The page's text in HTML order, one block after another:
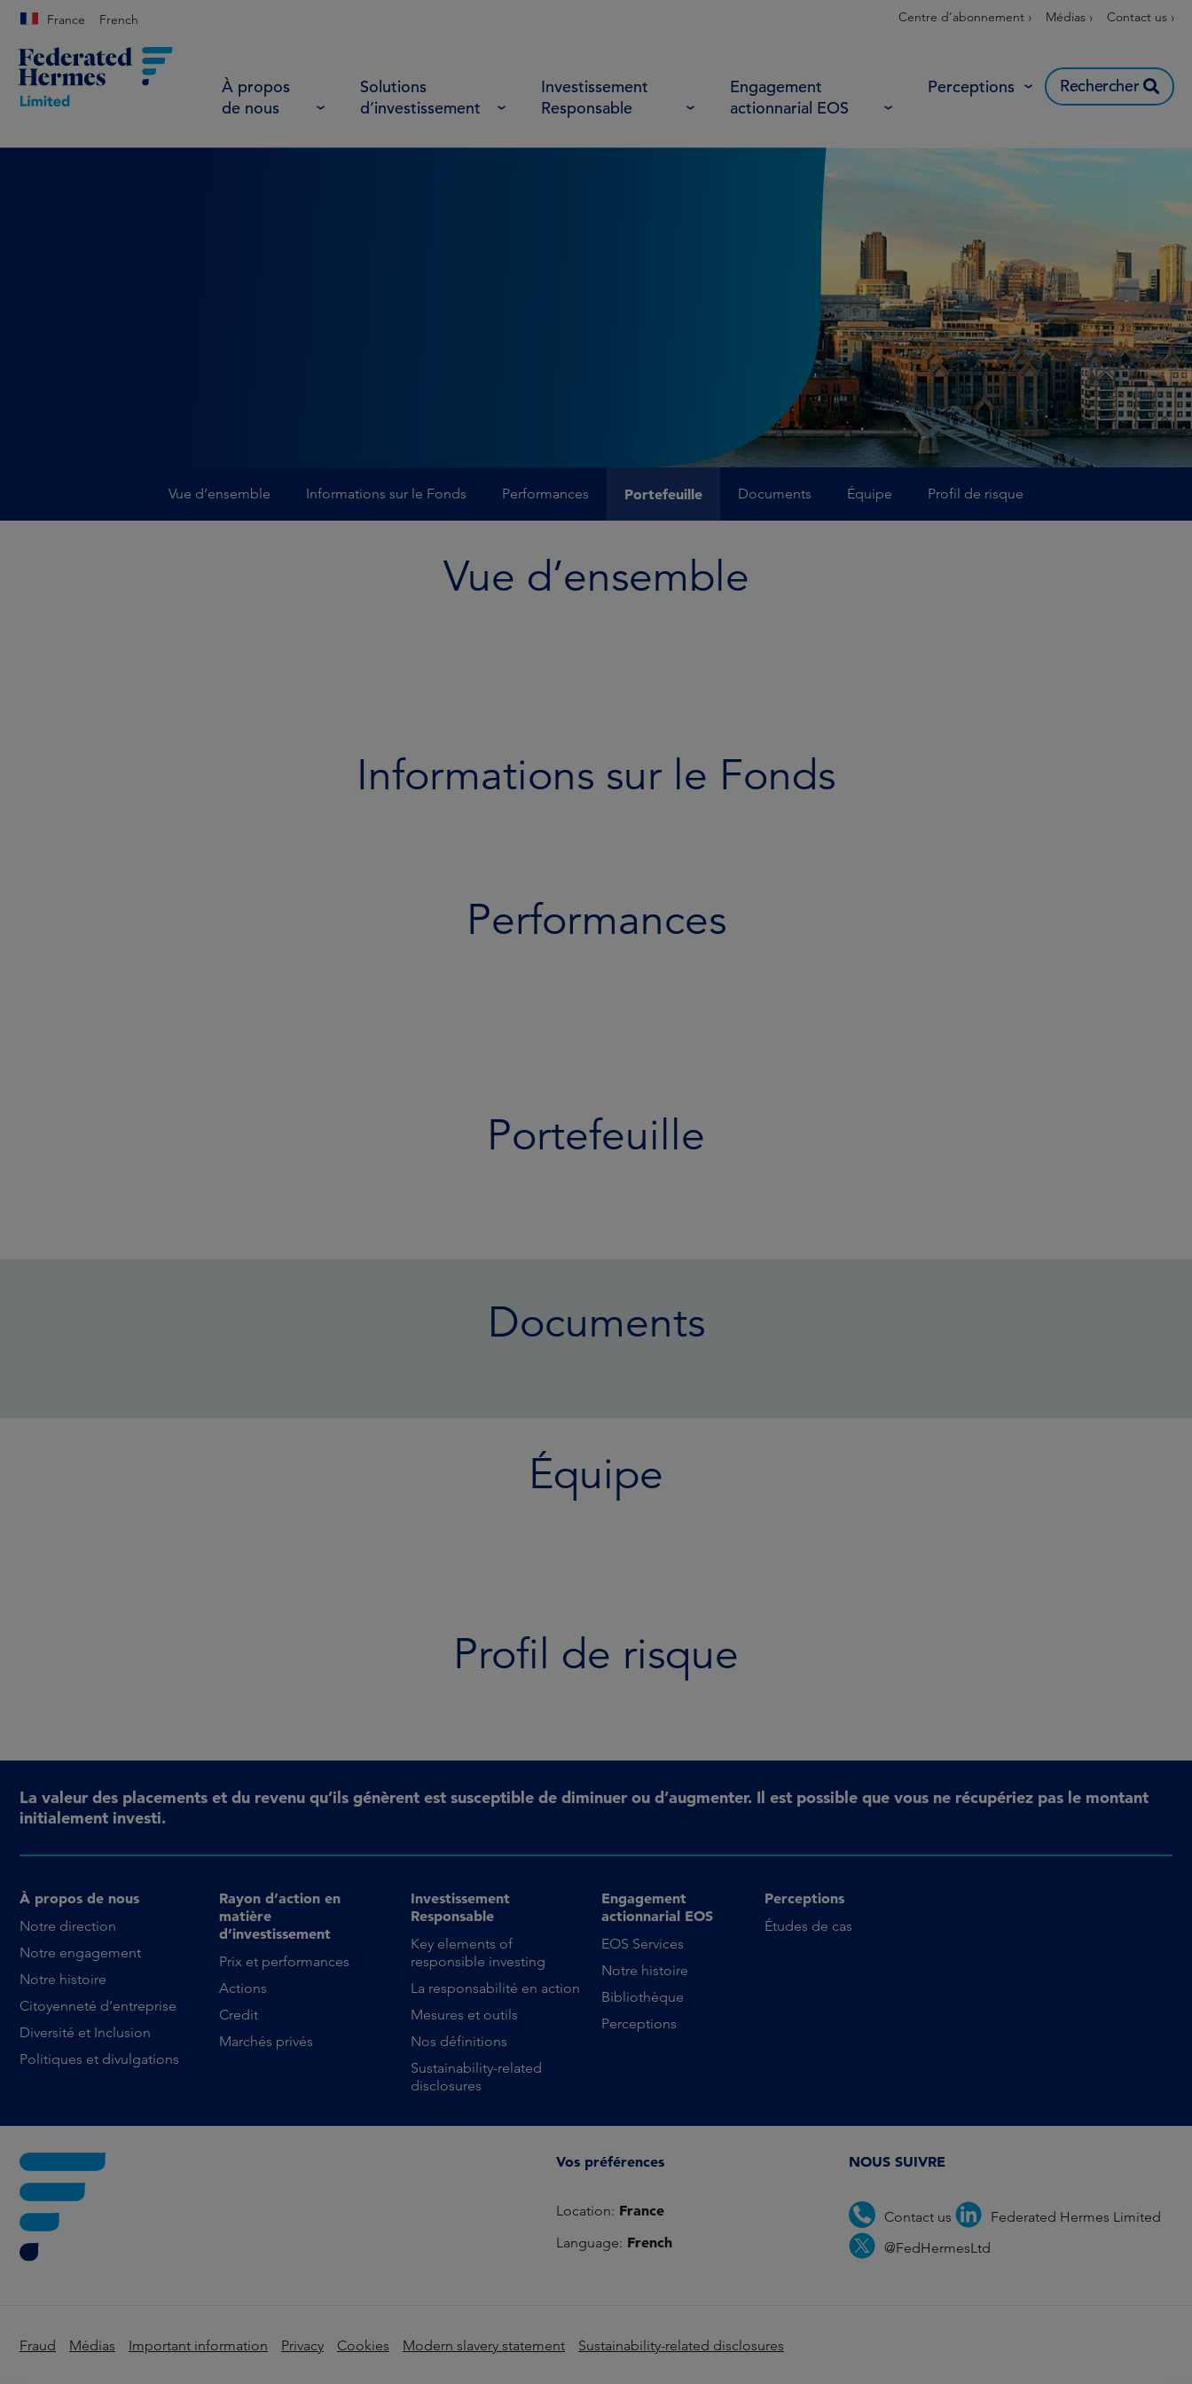
France French Centre d’abonnement › Médias › Contact us ›
À propos
de nous
Solutions
d’investissement
Investissement
Responsable
Engagement
actionnarial EOS
Perceptions Rechercher
Vue d’ensemble Informations sur le Fonds Performances Portefeuille Documents Équipe Profil de risque
Vue d’ensemble
Informations sur le Fonds
Performances
Portefeuille
Documents
Équipe
Profil de risque
La valeur des placements et du revenu qu’ils génèrent est susceptible de diminuer ou d’augmenter. Il est possible que vous ne récupériez pas le montant
initialement investi.
À propos de nous
Notre direction
Notre engagement
Notre histoire
Citoyenneté d’entreprise
Diversité et Inclusion
Politiques et divulgations
Rayon d’action en
matière
d’investissement
Prix et performances
Actions
Credit
Marchés privés
Investissement
Responsable
Key elements of
responsible investing
La responsabilité en action
Mesures et outils
Nos définitions
Sustainability-related
disclosures
Engagement
actionnarial EOS
EOS Services
Notre histoire
Bibliothèque
Perceptions
Perceptions
Études de cas
Vos préférences
Location: France
Language: French
NOUS SUIVRE
Contact us
Federated Hermes Limited
@FedHermesLtd
Fraud Médias Important information Privacy Cookies Modern slavery statement Sustainability-related disclosures